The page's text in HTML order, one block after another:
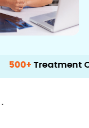
Treatment Options
*